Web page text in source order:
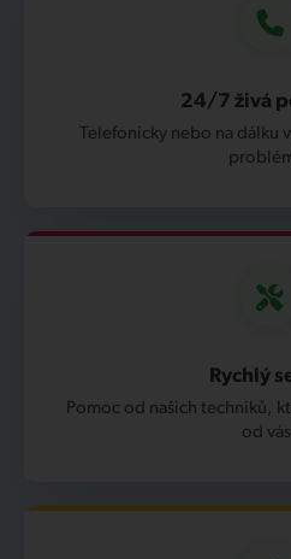
24/7 živá
Telefonicky nebo na dálku
Rychlý
Pomoc od našich techniků,
od